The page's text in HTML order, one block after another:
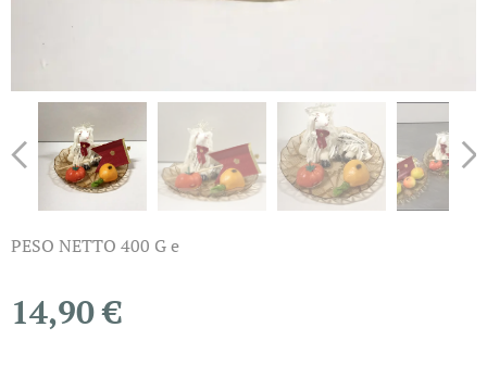
PESO NETTO 400 G e
14,90€